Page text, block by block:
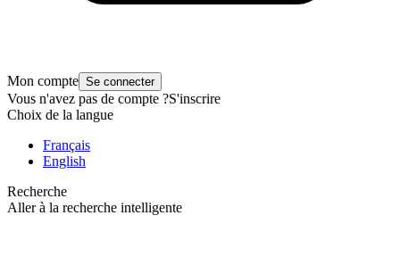
Mon compte Se connecter
Vous n'avez pas de compte ?S'inscrire
Choix de la langue
Français
English
Recherche
Aller à la recherche intelligente